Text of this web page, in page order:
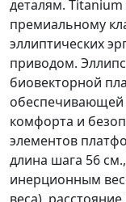
деталям.
премиальному
эллиптических
приводом.
биовекторной
обеспечивающей
комфорта и
элементов
длина шага 56
инерционным